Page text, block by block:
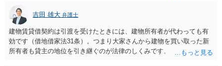
（「今回で最後」などの文言）が、借主不利な特約として無効になり
得るかどうかも含めて検討ポイントになりますので、署名押印前に内
容を十分に確認し、不明点は弁護士に相談することをおすすめしま
す。
吉田 雄大 弁護士
建物賃貸借契約は引渡を受けたときには、建物所有者が代わっても有
効です（借地借家法31条）。つまり大家さんから建物を買い取った新
所有者も貸主の地位を引き継ぐのが法律のしくみです。 おそらくは、